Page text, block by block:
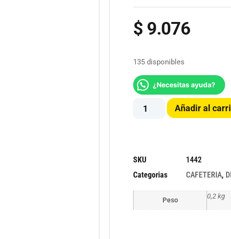
$ 9.076
135 disponibles
¿Necesitas ayuda?
Añadir al
SKU
1442
Categorias
CAFETERIA,
Peso 0,2 kg